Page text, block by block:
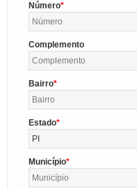
Número
Complemento
Bairro
Estado
PI
Município